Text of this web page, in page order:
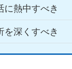
に熱中すべき
を深くすべき